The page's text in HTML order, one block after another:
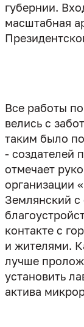
губернии.
масштабная
Все работы
велись с
таким было
- создателей
отмечает
организации
Землянский с
контакте с
и жителями.
лучше
установить
актива